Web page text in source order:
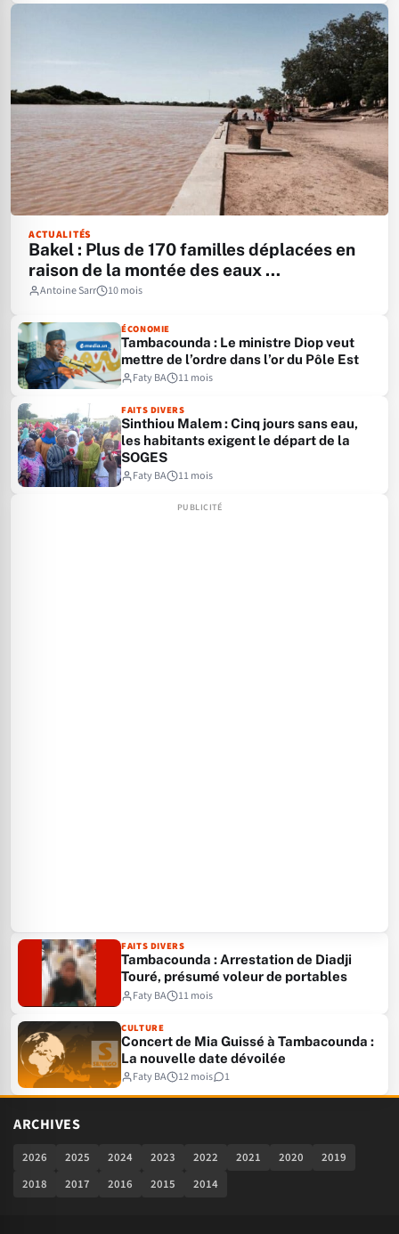
ACTUALITÉS
Bakel : Plus de 170 familles déplacées en
raison de la montée des eaux …
Antoine Sarr 10 mois
ÉCONOMIE
Tambacounda : Le ministre Diop veut
mettre de l’ordre dans l’or du Pôle Est
Faty BA
11 mois
FAITS DIVERS
Sinthiou Malem : Cinq jours sans eau,
les habitants exigent le départ de la
SOGES
Faty BA
11 mois
FAITS DIVERS
Tambacounda : Arrestation de Diadji
Touré, présumé voleur de portables
Faty BA
11 mois
CULTURE
Concert de Mia Guissé à Tambacounda :
La nouvelle date dévoilée
Faty BA
12 mois 1
ARCHIVES
2026 2025 2024 2023 2022 2021 2020
2019
2018
2017 2016 2015 2014